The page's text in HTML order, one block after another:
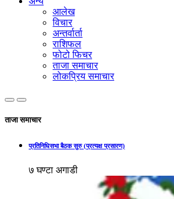
आलेख
विचार
अन्तर्वार्ता
राशिफल
फोटो फिचर
ताजा समाचार
लोकप्रिय समाचार
ताजा समाचार
प्रतिनिधिसभा बैठक सुरु (प्रत्यक्ष प्रसारण)
७ घण्टा अगाडी